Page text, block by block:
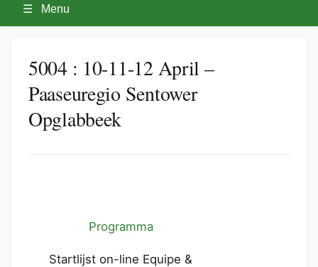
☰ Menu
5004 : 10-11-12 April –
Paaseuregio Sentower
Opglabbeek
Programma
Startlijst on-line Equipe &